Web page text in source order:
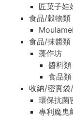
匠菓子娃
食品/穀物類
食品/抹醬類
藻作坊
醬料類
食品類
收納/密實
環保抗菌
專利魔鬼